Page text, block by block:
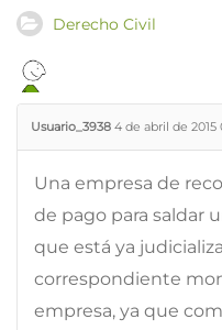
Derecho Civil
Usuario_3938 4 de abril de 2015
Una empresa de
de pago para saldar
que está ya
correspondiente
empresa, ya que